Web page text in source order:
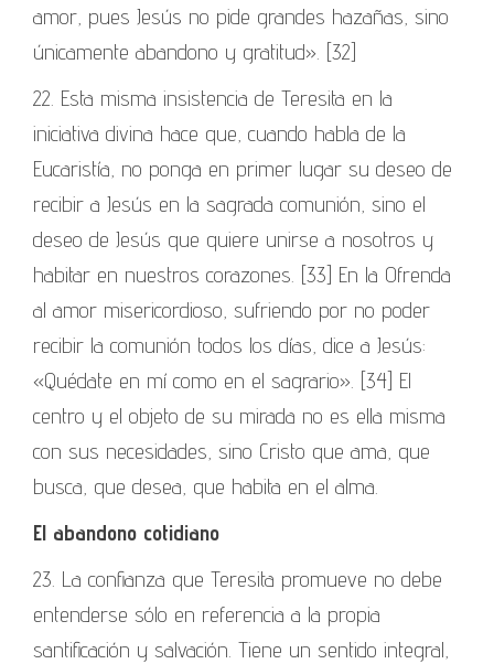
amor, pues Jesús no pide grandes hazañas, sino
únicamente abandono y gratitud». [32]
22. Esta misma insistencia de Teresita en la
iniciativa divina hace que, cuando habla de la
Eucaristía, no ponga en primer lugar su deseo de
recibir a Jesús en la sagrada comunión, sino el
deseo de Jesús que quiere unirse a nosotros y
habitar en nuestros corazones. [33] En la Ofrenda
al amor misericordioso, sufriendo por no poder
recibir la comunión todos los días, dice a Jesús:
«Quédate en mí como en el sagrario». [34] El
centro y el objeto de su mirada no es ella misma
con sus necesidades, sino Cristo que ama, que
busca, que desea, que habita en el alma.
El abandono cotidiano
23. La confianza que Teresita promueve no debe
entenderse sólo en referencia a la propia
santificación y salvación. Tiene un sentido integral,